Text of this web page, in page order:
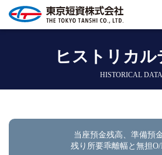
ヒストリカル
HISTORICAL DATA
当座預金残高、準備預
残り所要乖離幅と無担O/